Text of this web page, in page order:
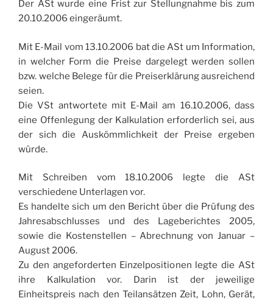
Der ASt wurde eine Frist zur Stellungnahme bis zum
20.10.2006 eingeräumt.
Mit E-Mail vom 13.10.2006 bat die ASt um Information,
in welcher Form die Preise dargelegt werden sollen
bzw. welche Belege für die Preiserklärung ausreichend
seien.
Die VSt antwortete mit E-Mail am 16.10.2006, dass
eine Offenlegung der Kalkulation erforderlich sei, aus
der sich die Auskömmlichkeit der Preise ergeben
würde.
Mit Schreiben vom 18.10.2006 legte die ASt
verschiedene Unterlagen vor.
Es handelte sich um den Bericht über die Prüfung des
Jahresabschlusses und des Lageberichtes 2005,
sowie die Kostenstellen – Abrechnung von Januar –
August 2006.
Zu den angeforderten Einzelpositionen legte die ASt
ihre Kalkulation vor. Darin ist der jeweilige
Einheitspreis nach den Teilansätzen Zeit, Lohn, Gerät,